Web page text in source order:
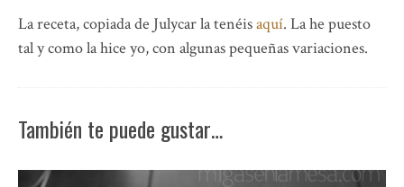
La receta, copiada de Julycar la tenéisaquí. La he puesto
tal y como la hice yo, con algunas pequeñas variaciones.
También te puede gustar…